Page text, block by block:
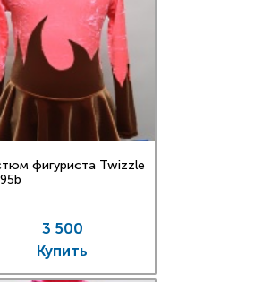
фигуриста Twizzle
3 500
Купить